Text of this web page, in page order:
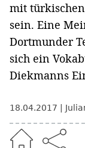
mit
sein. Eine
Dortmunder
sich ein
Diekmanns
18.04.2017